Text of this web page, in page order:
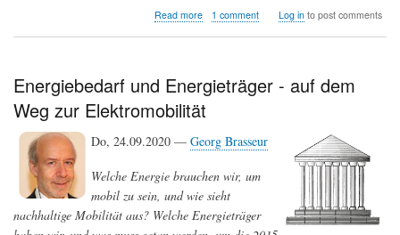
Read moreabout
Energiewende
-
woher
genug
Strom
kommen?
1 comment Log into post comments
Energiebedarf und Energieträger - auf dem
Weg zur Elektromobilität
Do, 24.09.2020 — Georg Brasseur
Welche Energie brauchen wir, um
mobil zu sein, und wie sieht
nachhaltige Mobilität aus? Welche Energieträger